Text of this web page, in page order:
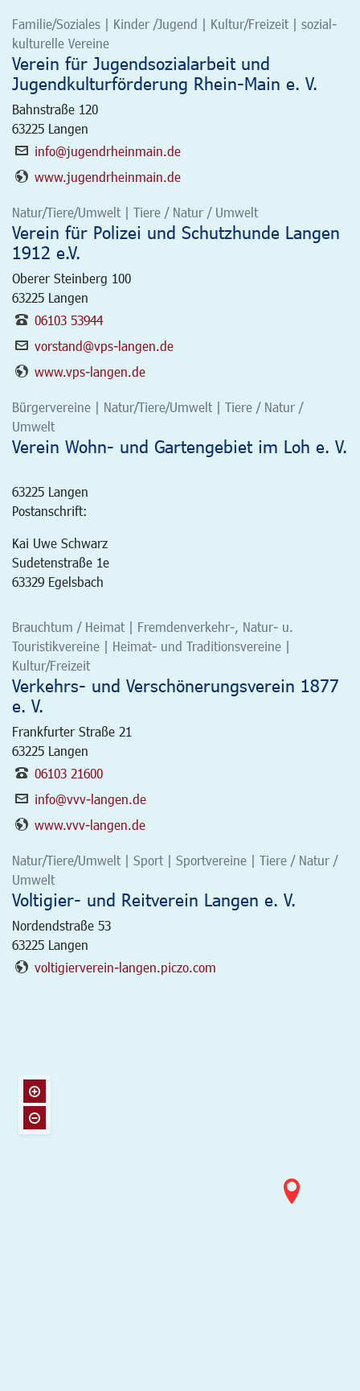
Familie/Soziales | Kinder /Jugend | Kultur/Freizeit | sozial-
kulturelle Vereine
Verein für Jugendsozialarbeit und
Jugendkulturförderung Rhein-Main e. V.
Bahnstraße 120
63225 Langen
info@jugendrheinmain.de
www.jugendrheinmain.de
Natur/Tiere/Umwelt | Tiere / Natur / Umwelt
Verein für Polizei und Schutzhunde Langen
1912 e.V.
Oberer Steinberg 100
63225 Langen
06103 53944
vorstand@vps-langen.de
www.vps-langen.de
Bürgervereine | Natur/Tiere/Umwelt | Tiere / Natur /
Umwelt
Verein Wohn- und Gartengebiet im Loh e. V.
63225 Langen
Postanschrift:
Kai Uwe Schwarz
Sudetenstraße 1e
63329 Egelsbach
Brauchtum / Heimat | Fremdenverkehr-, Natur- u.
Touristikvereine | Heimat- und Traditionsvereine |
Kultur/Freizeit
Verkehrs- und Verschönerungsverein 1877
e. V.
Frankfurter Straße 21
63225 Langen
06103 21600
info@vvv-langen.de
www.vvv-langen.de
Natur/Tiere/Umwelt | Sport | Sportvereine | Tiere / Natur /
Umwelt
Voltigier- und Reitverein Langen e. V.
Nordendstraße 53
63225 Langen
voltigierverein-langen.piczo.com